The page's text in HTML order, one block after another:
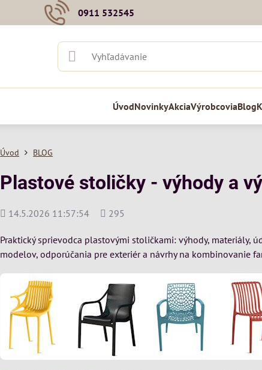
0911 532545
ÚvodNovinkyAkciaVýrobcoviaBlog
Úvod BLOG
Plastové stoličky - výhody a
Pridané
14.5.2026 11:57:54
Počet
295
Praktický sprievodca plastovými stoličkami: výhody, materiály,
modelov, odporúčania pre exteriér a návrhy na kombinovanie